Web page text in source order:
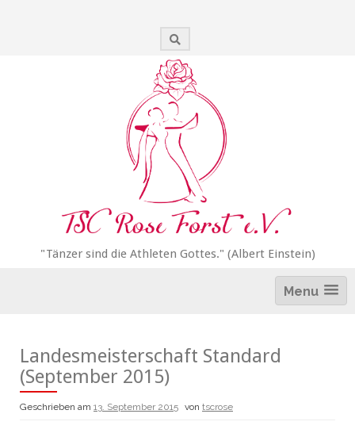
"Tänzer sind die Athleten Gottes." (Albert Einstein)
Menu
Landesmeisterschaft Standard
(September 2015)
Geschrieben am 13. September 2015 von tscrose